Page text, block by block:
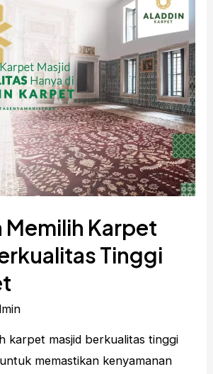
Memilih Karpet
Tinggi
karpet masjid berkualitas tinggi
memastikan kenyamanan